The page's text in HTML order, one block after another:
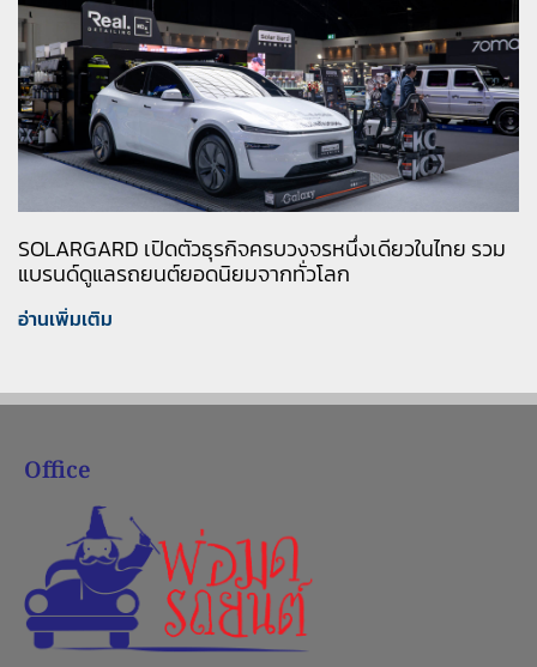
SOLARGARD เปิดตัวธุรกิจครบวงจรหนึ่งเดียวในไทย รวม
แบรนด์ดูแลรถยนต์ยอดนิยมจากทั่วโลก
อ่านเพิ่มเติม
Office